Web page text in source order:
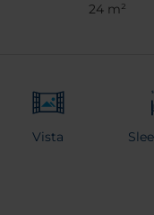
24 m²
Vista